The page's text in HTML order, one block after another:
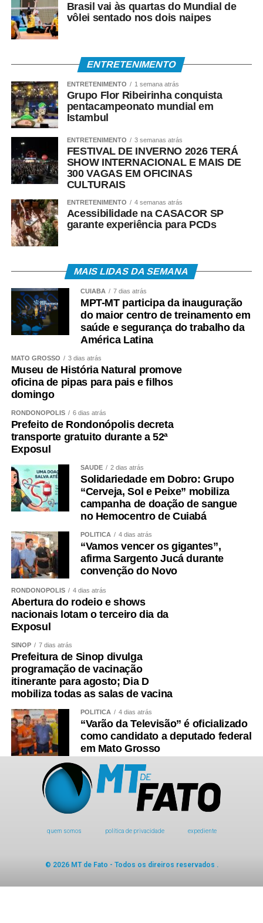
Os trabalhadores podem verificar informações sobre
valor, data e habilitação pelos seguintes canais:
• Portal Gov.br;
• Telefone 158 (Ministério do Trabalho);
• Aplicativos Caixa Tem e Benefícios Sociais Caixa;
• Atendimento Caixa ao Cidadão: 0800-726-0207.
A expectativa é que, em 2026, cerca de 22,2 milhões
COMENTE ABAIXO:
WhatsApp
Facebook
Twitter
Messenger
LinkedIn
Share
Brasil vai às quartas do Mundial de
vôlei sentado nos dois naipes
ENTRETENIMENTO
ENTRETENIMENTO 1 semana atrás
Grupo Flor Ribeirinha conquista
pentacampeonato mundial em
Istambul
ENTRETENIMENTO 3 semanas atrás
FESTIVAL DE INVERNO 2026 TERÁ
SHOW INTERNACIONAL E MAIS DE
300 VAGAS EM OFICINAS
CULTURAIS
ENTRETENIMENTO 4 semanas atrás
Acessibilidade na CASACOR SP
garante experiência para PCDs
MAIS LIDAS DA SEMANA
CUIABÁ 7 dias atrás
MPT-MT participa da inauguração
do maior centro de treinamento em
saúde e segurança do trabalho da
América Latina
MATO GROSSO 3 dias atrás
Museu de História Natural promove
oficina de pipas para pais e filhos
domingo
RONDONÓPOLIS 6 dias atrás
Prefeito de Rondonópolis decreta
transporte gratuito durante a 52ª
Exposul
SAÚDE 2 dias atrás
Solidariedade em Dobro: Grupo
“Cerveja, Sol e Peixe” mobiliza
campanha de doação de sangue
no Hemocentro de Cuiabá
POLÍTICA 4 dias atrás
“Vamos vencer os gigantes”,
afirma Sargento Jucá durante
convenção do Novo
RONDONÓPOLIS 4 dias atrás
Abertura do rodeio e shows
nacionais lotam o terceiro dia da
Exposul
SINOP 7 dias atrás
Prefeitura de Sinop divulga
programação de vacinação
itinerante para agosto; Dia D
mobiliza todas as salas de vacina
POLÍTICA 4 dias atrás
“Varão da Televisão” é oficializado
como candidato a deputado federal
em Mato Grosso
quem somos política de privacidade expediente
© 2026 MT de Fato - Todos os direiros reservados .